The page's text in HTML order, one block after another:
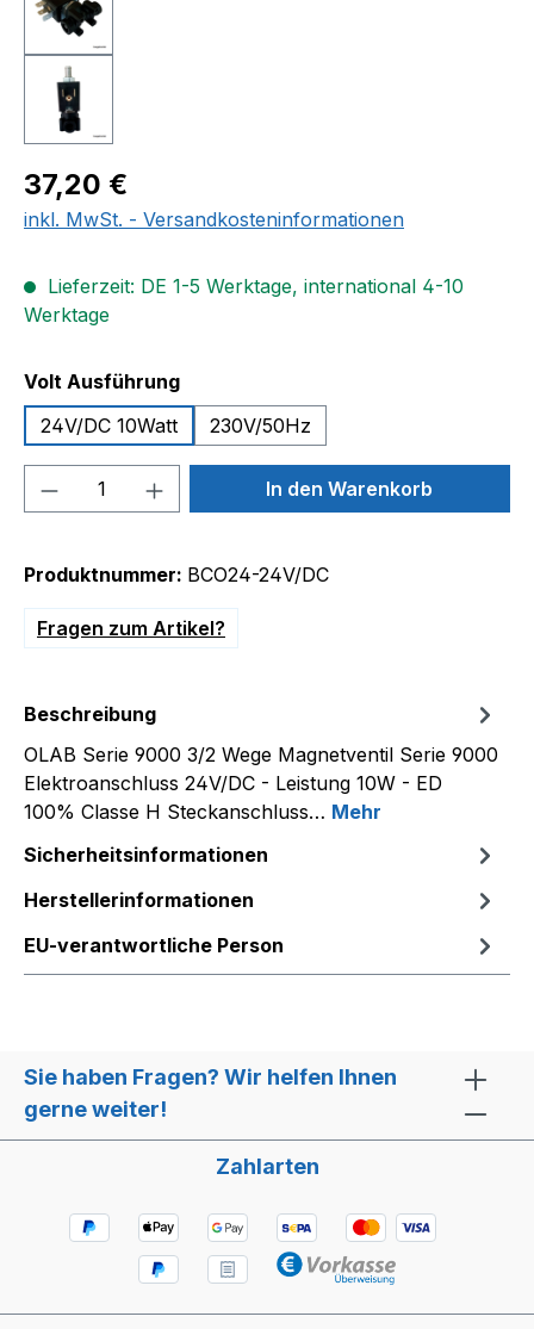
Regulärer Preis:
37,20 €
inkl. MwSt. - Versandkosteninformationen
Lieferzeit: DE 1-5 Werktage, international 4-10
Werktage
Volt Ausführungauswählen
24V/DC 10Watt
230V/50Hz
Produkt Anzahl: Gib denIn den Warenkorb
Produktnummer: BCO24-24V/DC
Fragen zum Artikel?
Beschreibung
OLAB Serie 9000 3/2 Wege Magnetventil Serie 9000
Elektroanschluss 24V/DC - Leistung 10W - ED
100% Classe H Steckanschluss… Mehr
Sicherheitsinformationen
Herstellerinformationen
EU-verantwortliche Person
Sie haben Fragen? Wir helfen Ihnen
gerne weiter!
Zahlarten